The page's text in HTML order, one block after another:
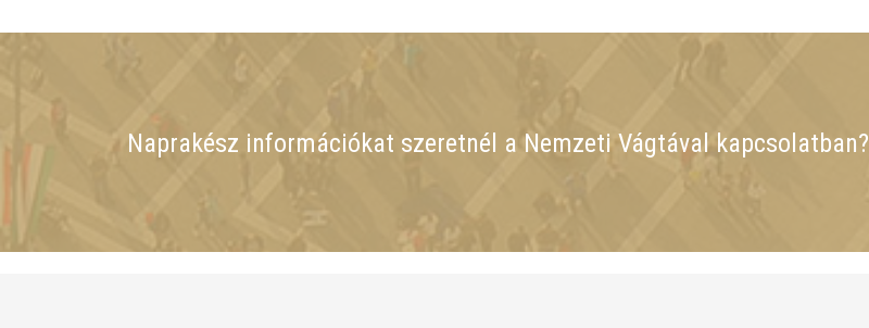
Naprakész információkat szeretnél a Nemzeti Vágtával kapcsolatban?